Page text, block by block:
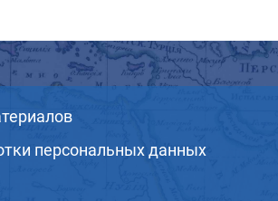
персональных данных